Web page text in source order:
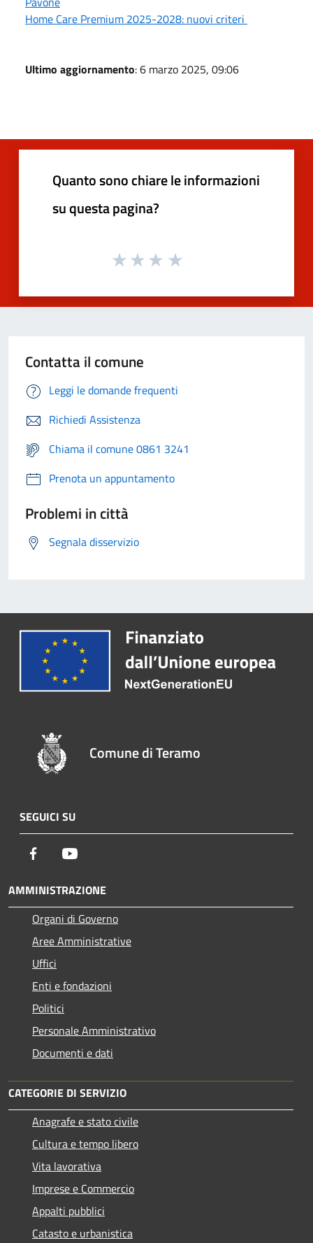
Home Care Premium 2025-2028: nuovi criteri
Ultimo aggiornamento: 6 marzo 2025, 09:06
Quanto sono chiare le informazioni
su questa pagina?
Contatta il comune
Leggi le domande frequenti
Richiedi Assistenza
Chiama il comune 0861 3241
Prenota un appuntamento
Problemi in città
Segnala disservizio
Comune di Teramo
SEGUICI SU
Facebook
AMMINISTRAZIONE
Organi di Governo
Aree Amministrative
Uffici
Enti e fondazioni
Politici
Personale Amministrativo
Documenti e dati
CATEGORIE DI SERVIZIO
Anagrafe e stato civile
Cultura e tempo libero
Vita lavorativa
Imprese e Commercio
Appalti pubblici
Catasto e urbanistica